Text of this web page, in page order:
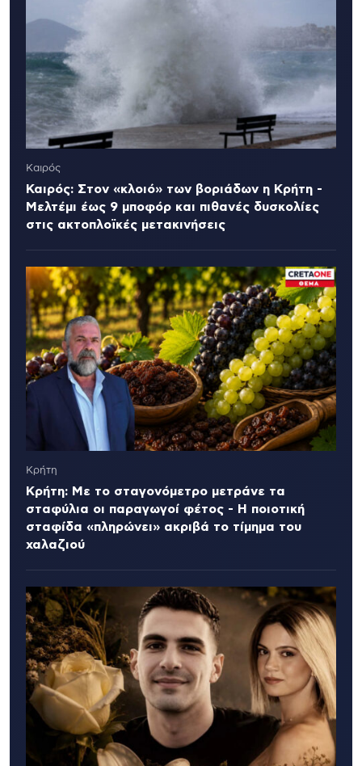
Καιρός
Καιρός: Στον «κλοιό» των βοριάδων η Κρήτη -
Μελτέμι έως 9 μποφόρ και πιθανές δυσκολίες
στις ακτοπλοϊκές μετακινήσεις
Κρήτη
Κρήτη: Με το σταγονόμετρο μετράνε τα
σταφύλια οι παραγωγοί φέτος - Η ποιοτική
σταφίδα «πληρώνει» ακριβά το τίμημα του
χαλαζιού